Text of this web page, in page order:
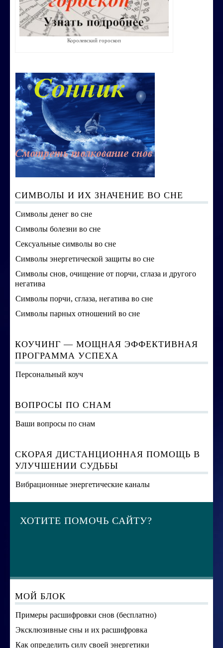
Строим счастливую семью
СТОИМОСТЬ УСЛУГ
КОНТАКТЫ
Королевский гороскоп
СИМВОЛЫ И ИХ ЗНАЧЕНИЕ ВО СНЕ
Символы денег во сне
Символы болезни во сне
Сексуальные символы во сне
Символы энергетической защиты во сне
Символы снов, очищение от порчи, сглаза и другого
негатива
Символы порчи, сглаза, негатива во сне
Символы парных отношений во сне
КОУЧИНГ — МОЩНАЯ ЭФФЕКТИВНАЯ
ПРОГРАММА УСПЕХА
Персональный коуч
ВОПРОСЫ ПО СНАМ
Ваши вопросы по снам
СКОРАЯ ДИСТАНЦИОННАЯ ПОМОЩЬ В
УЛУЧШЕНИИ СУДЬБЫ
Вибрационные энергетические каналы
ХОТИТЕ ПОМОЧЬ САЙТУ?
МОЙ БЛОК
Примеры расшифровки снов (бесплатно)
Эксклюзивные сны и их расшифровка
Как определить силу своей энергетики